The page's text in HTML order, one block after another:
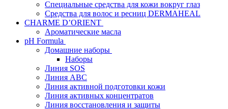
Специальные средства для кожи вокруг глаз
Средства для волос и ресниц DERMAHEAL
CHARME D’ORIENT
Ароматические масла
pH Formula
Домашние наборы
Наборы
Линия SOS
Линия АВС
Линия активной подготовки кожи
Линия активных концентратов
Линия восстановления и защиты